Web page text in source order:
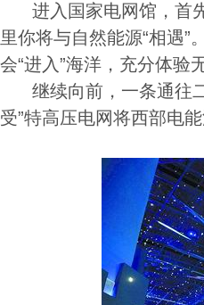
进入国家电网馆，首先
里你将与自然能源“相遇
会“进入”海洋，充分体验
继续向前，一条通往二
受”特高压电网将西部电